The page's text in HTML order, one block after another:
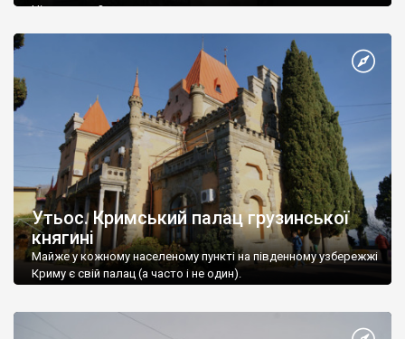
Ніжин греки?
Утьос. Кримський палац грузинської
княгині
Майже у кожному населеному пункті на південному узбережжі
Криму є свій палац (а часто і не один).